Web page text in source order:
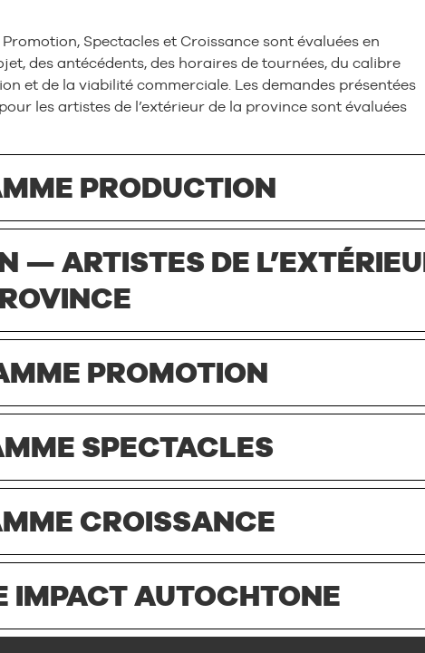
Spectacles et Croissance sont évaluées en
des antécédents, des horaires de tournées, du calibre
et de la viabilité commerciale. Les demandes présentées
les artistes de l’extérieur de la province sont évaluées
PRODUCTION
— ARTISTES DE
PROMOTION
SPECTACLES
CROISSANCE
IMPACT AUTOCHTONE